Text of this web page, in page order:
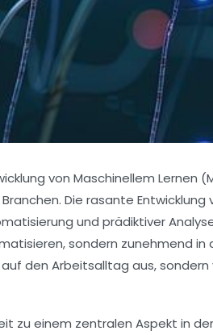
von Maschinellem
Die rasante Entwicklung
und prädiktiver
sondern zunehmend
den Arbeitsalltag aus,
zu einem zentralen Aspekt in